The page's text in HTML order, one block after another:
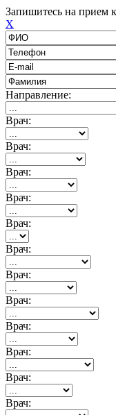
Запишитесь на прием
X
Направление:
Врач:
Врач:
Врач:
Врач:
Врач:
Врач:
Врач:
Врач:
Врач:
Врач:
Врач:
Врач: